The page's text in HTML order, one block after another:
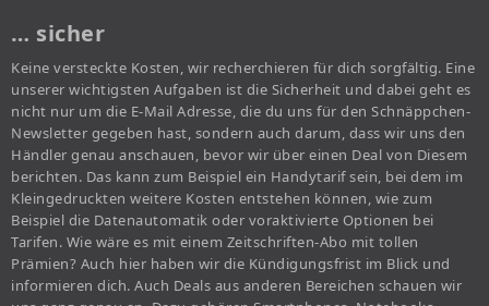
… sicher
Keine versteckte Kosten, wir recherchieren für dich sorgfältig. Eine
unserer wichtigsten Aufgaben ist die Sicherheit und dabei geht es
nicht nur um die E-Mail Adresse, die du uns für den Schnäppchen-
Newsletter gegeben hast, sondern auch darum, dass wir uns den
Händler genau anschauen, bevor wir über einen Deal von Diesem
berichten. Das kann zum Beispiel ein Handytarif sein, bei dem im
Kleingedruckten weitere Kosten entstehen können, wie zum
Beispiel die Datenautomatik oder voraktivierte Optionen bei
Tarifen. Wie wäre es mit einem Zeitschriften-Abo mit tollen
Prämien? Auch hier haben wir die Kündigungsfrist im Blick und
informieren dich. Auch Deals aus anderen Bereichen schauen wir